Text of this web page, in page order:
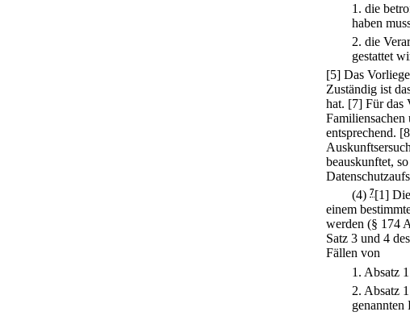
1. die
haben
2. die
gestattet
[5] Das
Zuständig ist
hat. [7] Für das
entsprechend.
beauskunftet,
(4) 7[1]
einem
werden (§ 174
Satz 3 und 4
Fällen von
1. Absatz
2. Absatz
genannten